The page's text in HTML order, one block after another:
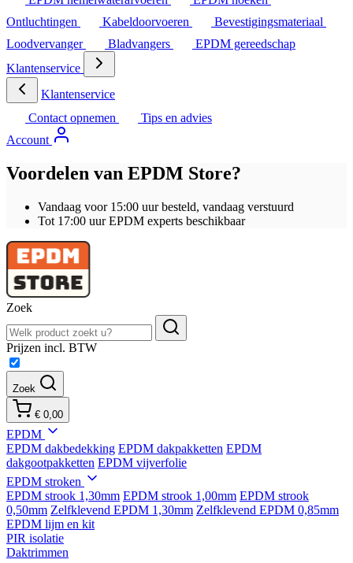
Ontluchtingen
Kabeldoorvoeren
Bevestigingsmateriaal
Loodvervanger
Bladvangers
EPDM gereedschap
Klantenservice
Klantenservice
Contact opnemen
Tips en advies
Account
Voordelen van EPDM Store?
Vandaag voor 15:00 uur besteld, vandaag verstuurd
Tot 17:00 uur EPDM experts beschikbaar
Zoek
Prijzen incl. BTW
Zoek
€ 0,00
EPDM
EPDM dakbedekking EPDM dakpakketten EPDM
dakgootpakketten EPDM vijverfolie
EPDM stroken
EPDM strook 1,30mm EPDM strook 1,00mm EPDM strook
0,50mm Zelfklevend EPDM 1,30mm Zelfklevend EPDM 0,85mm
EPDM lijm en kit
PIR isolatie
Daktrimmen